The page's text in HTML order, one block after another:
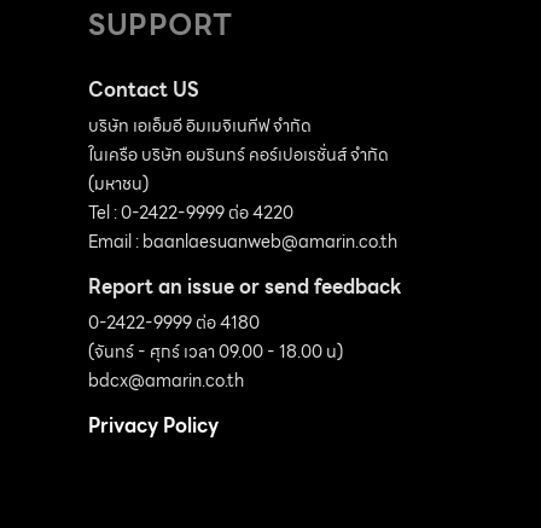
SUPPORT
Contact US
บริษัท เอเอ็มอี อิมเมจิเนทีฟ จำกัด
ในเครือ บริษัท อมรินทร์ คอร์เปอเรชั่นส์ จำกัด
(มหาชน)
Tel : 0-2422-9999 ต่อ 4220
Email :baanlaesuanweb@amarin.co.th
Report an issue or send feedback
0-2422-9999 ต่อ 4180
(จันทร์ - ศุกร์ เวลา 09.00 - 18.00 น)
bdcx@amarin.co.th
Privacy Policy